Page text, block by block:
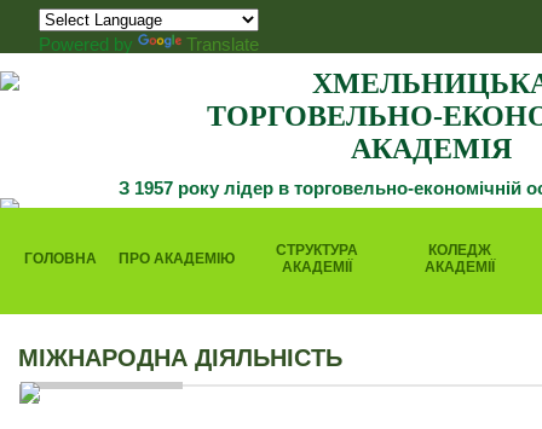
Powered by Translate
ТОРГОВЕЛЬНО-
АКАДЕМІЯ
З 1957 року лідер в торговельно-економічній
ГОЛОВНА ПРО АКАДЕМІЮ
СТРУКТУРА
АКАДЕМІЇ
КОЛЕДЖ
АКАДЕМІЇ
МІЖНАРОДНА ДІЯЛЬНІСТЬ